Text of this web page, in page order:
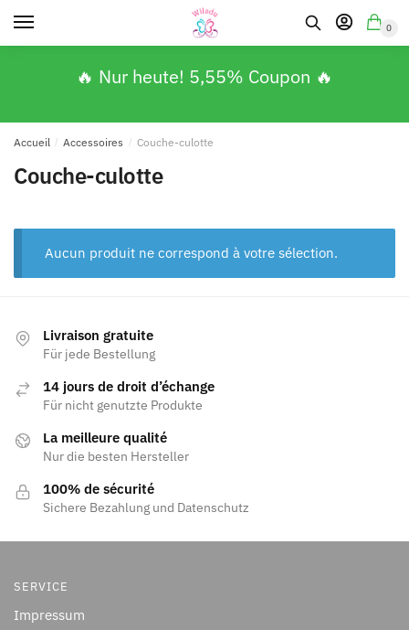
0
🔥 Nur heute! 5,55% Coupon 🔥
Accueil / Accessoires / Couche-culotte
Couche-culotte
Aucun produit ne correspond à votre sélection.
Livraison gratuite
Für jede Bestellung
14 jours de droit d’échange
Für nicht genutzte Produkte
La meilleure qualité
Nur die besten Hersteller
100% de sécurité
Sichere Bezahlung und Datenschutz
SERVICE
Impressum